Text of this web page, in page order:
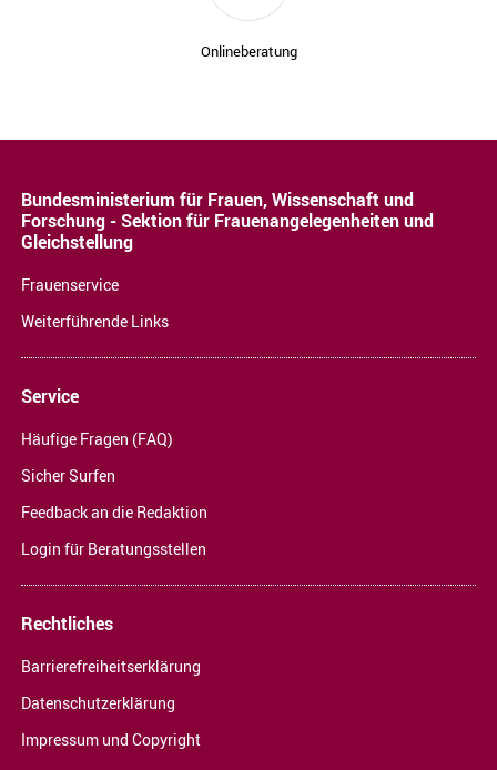
Onlineberatung
Bundesministerium für Frauen, Wissenschaft und
Forschung - Sektion für Frauenangelegenheiten und
Gleichstellung
Frauenservice
Weiterführende Links
Service
Häufige Fragen (FAQ)
Sicher Surfen
Feedback an die Redaktion
Login für Beratungsstellen
Rechtliches
Barrierefreiheitserklärung
Datenschutzerklärung
Impressum und Copyright